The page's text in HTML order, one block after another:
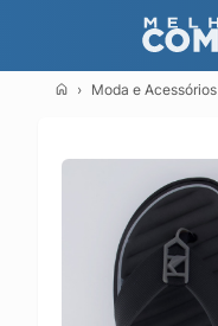
Moda e Acessórios